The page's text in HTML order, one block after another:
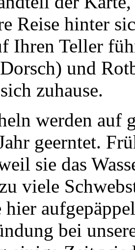
Reise hinter
Ihren Teller
und
zuhause.
werden auf
geerntet.
sie das
viele
hier
bei